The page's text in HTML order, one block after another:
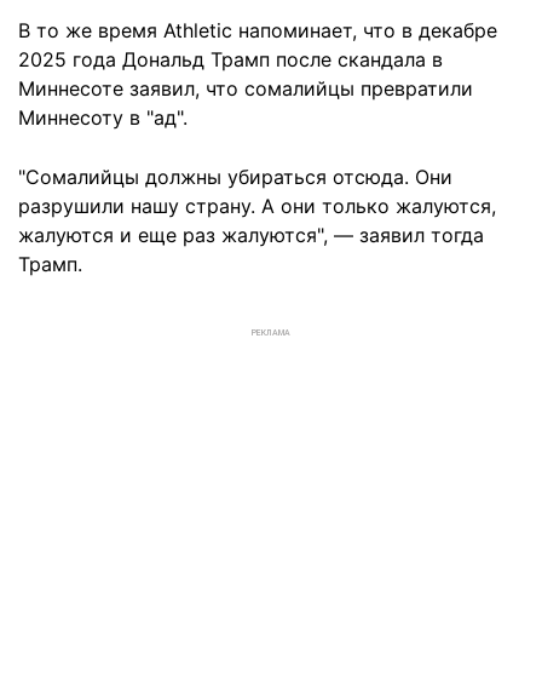
В то же время Athletic напоминает, что в декабре
2025 года Дональд Трамп после скандала в
Миннесоте заявил, что сомалийцы превратили
Миннесоту в "ад".
"Сомалийцы должны убираться отсюда. Они
разрушили нашу страну. А они только жалуются,
жалуются и еще раз жалуются", — заявил тогда
Трамп.
РЕКЛАМА